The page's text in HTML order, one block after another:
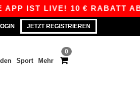
LIVE! 10 € RABATT AB 80 €
JETZT REGISTRIEREN
0
Sport Mehr